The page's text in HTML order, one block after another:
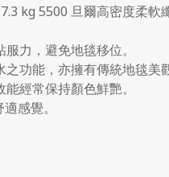
kg 5500 旦爾高密度柔軟
力，避免地毯移位。
功能，亦擁有傳統地毯美
經常保持顏色鮮艷。
感覺。